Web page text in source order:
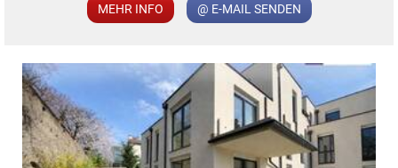
KLIS
MEHR INFO @ E-MAIL SENDEN